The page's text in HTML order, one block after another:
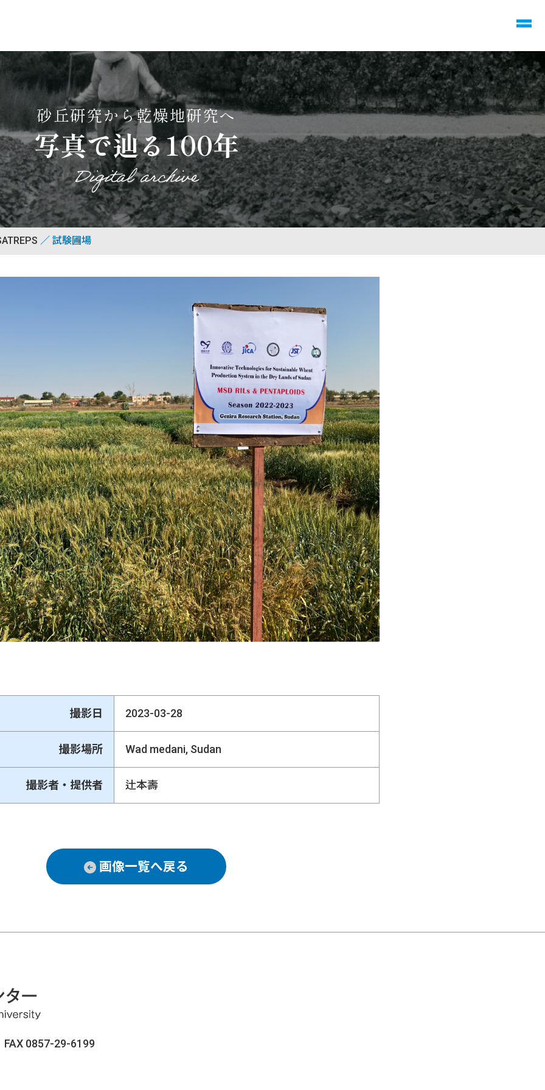
砂丘研究から乾燥地研究へ
写真で辿る100年
Digital archive
試験圃場
撮影日 2023-03-28
撮影場所 Wad medani, Sudan
撮影者・提供者 辻本壽
画像一覧へ戻る
0857-29-6199